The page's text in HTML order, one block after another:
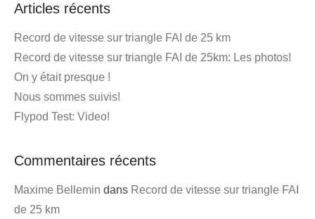
Articles récents
Record de vitesse sur triangle FAI de 25 km
Record de vitesse sur triangle FAI de 25km: Les photos!
On y était presque !
Nous sommes suivis!
Flypod Test: Video!
Commentaires récents
Maxime Bellemin dans Record de vitesse sur triangle FAI
de 25 km